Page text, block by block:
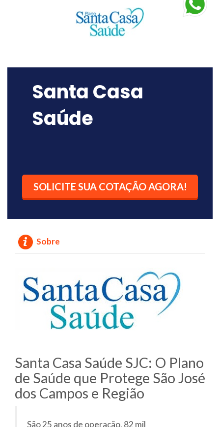
Santa Casa
Saúde
SOLICITE SUA COTAÇÃO AGORA!
Sobre
Santa Casa Saúde SJC: O Plano
de Saúde que Protege São José
dos Campos e Região
São 25 anos de operação, 82 mil